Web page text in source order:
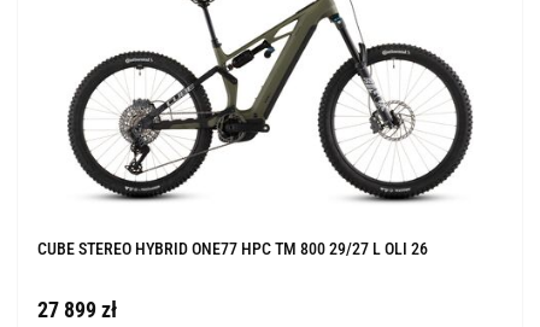
CUBE STEREO HYBRID ONE77 HPC TM 800 29/27 L OLI 26
27 899 zł